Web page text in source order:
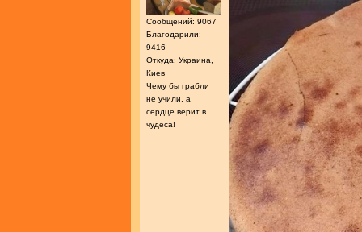
Сообщений: 9067
Благодарили:
9416
Откуда: Украина,
Киев
Чему бы грабли
не учили, а
сердце верит в
чудеса!